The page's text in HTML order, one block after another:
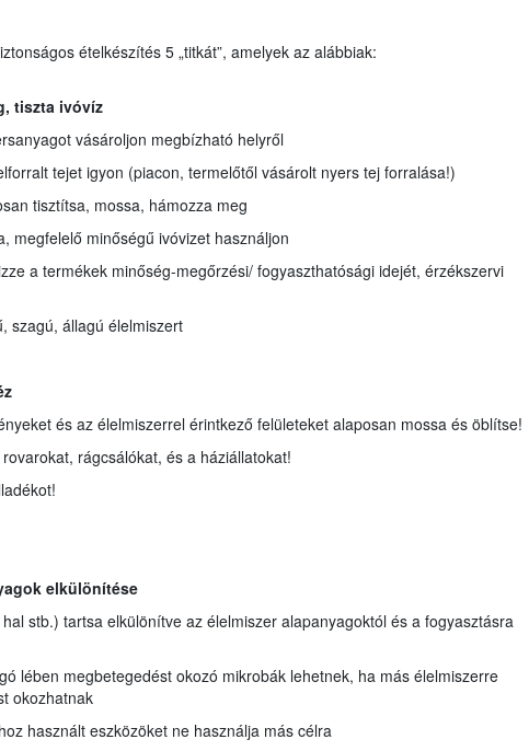
ételkészítés 5 „titkát”, amelyek az alábbiak:
tiszta ivóvíz
vásároljon megbízható helyről
tejet igyon (piacon, termelőtől vásárolt nyers tej forralása!)
tisztítsa, mossa, hámozza meg
megfelelő minőségű ivóvizet használjon
a termékek minőség-megőrzési/ fogyaszthatósági idejét, érzékszervi
szagú, állagú élelmiszert
és az élelmiszerrel érintkező felületeket alaposan mossa és öblítse!
rágcsálókat, és a háziállatokat!
elkülönítése
stb.) tartsa elkülönítve az élelmiszer alapanyagoktól és a fogyasztásra
lében megbetegedést okozó mikrobák lehetnek, ha más élelmiszerre
okozhatnak
használt eszközöket ne használja más célra